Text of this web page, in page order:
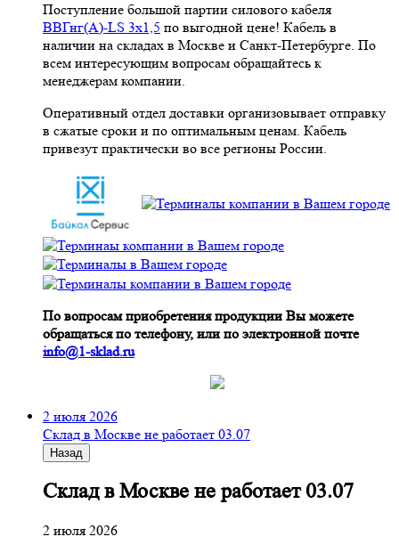
Поступление большой партии силового кабеля
ВВГнг(A)-LS 3х1,5 по выгодной цене! Кабель в
наличии на складах в Москве и Санкт-Петербурге. По
всем интересующим вопросам обращайтесь к
менеджерам компании.
Оперативный отдел доставки организовывает отправку
в сжатые сроки и по оптимальным ценам. Кабель
привезут практически во все регионы России.
По вопросам приобретения продукции Вы можете
обращаться по телефону, или по электронной почте
info@1-sklad.ru
2 июля 2026
Склад в Москве не работает 03.07
Назад
Склад в Москве не работает 03.07
2 июля 2026